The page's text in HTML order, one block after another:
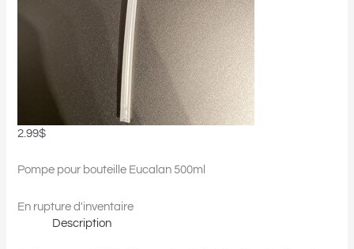
2.99$
Pompe pour bouteille Eucalan 500ml
En rupture d'inventaire
Description